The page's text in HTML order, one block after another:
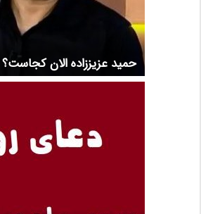
حمید عزیززاده الان کجاست؟